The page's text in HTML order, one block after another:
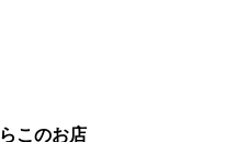
このお店